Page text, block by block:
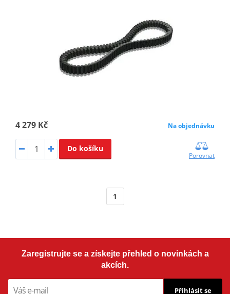
4 279 Kč Na objednávku
Do košíku
Porovnat
1
Zaregistrujte se a získejte přehled o novinkách a
akcích.
Přihlásit se